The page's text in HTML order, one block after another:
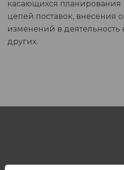
касающихся планирования
цепей поставок, внесения
изменений в
других.